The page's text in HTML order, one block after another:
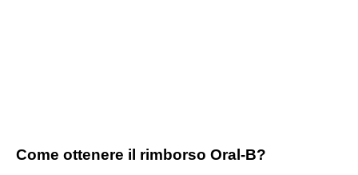
Come ottenere il rimborso Oral-B?